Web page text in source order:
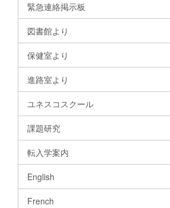
緊急連絡掲示板
図書館より
保健室より
進路室より
ユネスコスクール
課題研究
転入学案内
English
French